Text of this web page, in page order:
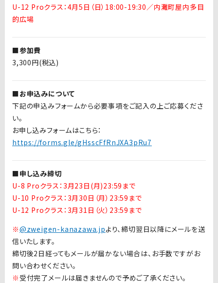
U-12 Proクラス：4月5日（日）18:00-19:30／内灘町屋内多目
的広場
■参加費
3,300円(税込)
■お申込みについて
下記の申込みフォームから必要事項をご記入の上ご応募くださ
い。
お申し込みフォームはこちら：
https://forms.gle/gHsscFfRnJXA3pRu7
■申し込み締切
U-8 Proクラス：3月23日(月)23:59まで
U-10 Proクラス：3月30 日（月） 23:59 まで
U-12 Proクラス：3月31日（火） 23:59 まで
※@zweigen-kanazawa.jpより、締切翌日以降にメールを送
信いたします。
締切後2日経ってもメールが届かない場合は、お手数ですがお
問い合わせください。
※ 受付完了メールは届きませんので予めご了承ください。